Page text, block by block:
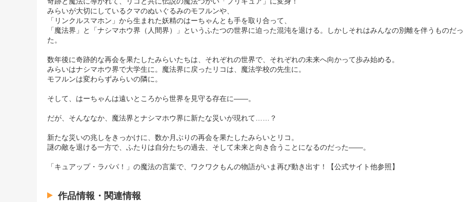
みらいが大切にしているクマのぬいぐるみのモフルンや、
「リンクルスマホン」から生まれた妖精のはーちゃんとも手を取り合って、
「魔法界」と「ナシマホウ界（人間界）」というふたつの世界に迫った混沌を退ける。しかしそれはみんなの別離を伴うものだっ
た。
数年後に奇跡的な再会を果たしたみらいたちは、それぞれの世界で、それぞれの未来へ向かって歩み始める。
みらいはナシマホウ界で大学生に。魔法界に戻ったリコは、魔法学校の先生に。
モフルンは変わらずみらいの隣に。
そして、はーちゃんは遠いところから世界を見守る存在に――。
だが、そんななか、魔法界とナシマホウ界に新たな災いが現れて……？
新たな災いの兆しをきっかけに、数か月ぶりの再会を果たしたみらいとリコ。
謎の敵を退ける一方で、ふたりは自分たちの過去、そして未来と向き合うことになるのだった――。
「キュアップ・ラパパ！」の魔法の言葉で、ワクワクもんの物語がいま再び動き出す！【公式サイト他参照】
作品情報・関連情報